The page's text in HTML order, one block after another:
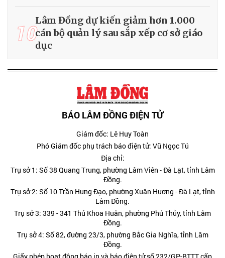
10Lâm Đồng dự kiến giảm hơn 1.000
cán bộ quản lý sau sắp xếp cơ sở giáo
dục
BÁO LÂM ĐỒNG ĐIỆN TỬ
Giám đốc: Lê Huy Toàn
Phó Giám đốc phụ trách báo điện tử: Vũ Ngọc Tú
Địa chỉ:
Trụ sở 1: Số 38 Quang Trung, phường Lâm Viên - Đà Lạt, tỉnh Lâm
Đồng.
Trụ sở 2: Số 10 Trần Hưng Đạo, phường Xuân Hương - Đà Lạt, tỉnh
Lâm Đồng.
Trụ sở 3: 339 - 341 Thủ Khoa Huân, phường Phú Thủy, tỉnh Lâm
Đồng.
Trụ sở 4: Số 82, đường 23/3, phường Bắc Gia Nghĩa, tỉnh Lâm
Đồng.